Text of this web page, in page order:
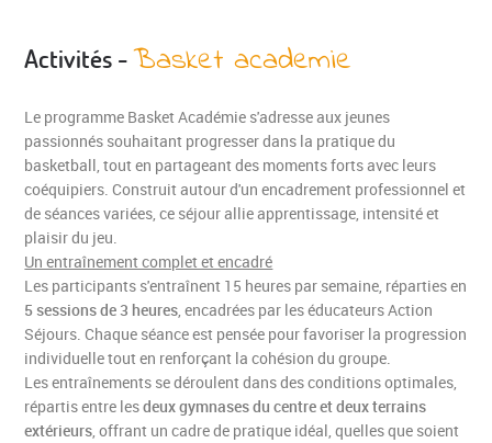
VOS COORDONNÉES
Activités -Basket academie
Le programme Basket Académie s'adresse aux jeunes
passionnés souhaitant progresser dans la pratique du
basketball, tout en partageant des moments forts avec leurs
coéquipiers. Construit autour d'un encadrement professionnel et
de séances variées, ce séjour allie apprentissage, intensité et
plaisir du jeu.
Un entraînement complet et encadré
Les participants s'entraînent 15 heures par semaine, réparties en
5 sessions de 3 heures, encadrées par les éducateurs Action
Séjours. Chaque séance est pensée pour favoriser la progression
individuelle tout en renforçant la cohésion du groupe.
Les entraînements se déroulent dans des conditions optimales,
répartis entre lesdeux gymnases du centre et deux terrains
extérieurs, offrant un cadre de pratique idéal, quelles que soient